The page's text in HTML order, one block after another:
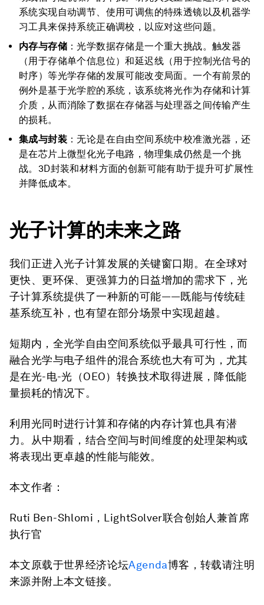
系统实现自动调节、使用可调焦的特殊透镜以及机器学
习工具来保持系统正确调校，以应对这些问题。
内存与存储 ：光学数据存储是一个重大挑战。触发器
（用于存储单个信息位）和延迟线（用于控制光信号的
时序）等光学存储的发展可能改变局面。一个有前景的
例外是基于光学腔的系统，该系统将光作为存储和计算
介质，从而消除了数据在存储器与处理器之间传输产生
的损耗。
集成与封装 ：无论是在自由空间系统中校准激光器，还
是在芯片上微型化光子电路，物理集成仍然是一个挑
战。3D封装和材料方面的创新可能有助于提升可扩展性
并降低成本。
光子计算的未来之路
我们正进入光子计算发展的关键窗口期。在全球对
更快、更环保、更强算力的日益增加的需求下，光
子计算系统提供了一种新的可能——既能与传统硅
基系统互补，也有望在部分场景中实现超越。
短期内，全光学自由空间系统似乎最具可行性，而
融合光学与电子组件的混合系统也大有可为，尤其
是在光-电-光（OEO）转换技术取得进展，降低能
量损耗的情况下。
利用光同时进行计算和存储的内存计算也具有潜
力。从中期看，结合空间与时间维度的处理架构或
将表现出更卓越的性能与能效。
本文作者：
Ruti Ben-Shlomi，LightSolver联合创始人兼首席
执行官
本文原载于世界经济论坛Agenda博客，转载请注明
来源并附上本文链接。